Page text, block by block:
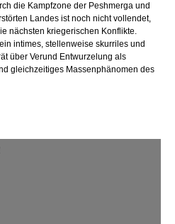
die Kampfzone der Peshmerga und
Landes ist noch nicht vollendet,
nächsten kriegerischen Konflikte.
intimes, stellenweise skurriles und
über Verund Entwurzelung als
gleichzeitiges Massenphänomen des